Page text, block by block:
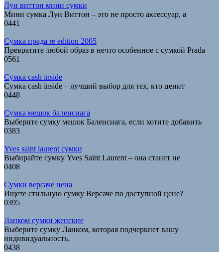
Луи виттон мини сумки
Мини сумка Луи Виттон – это не просто аксессуар, а
0441
Сумка прада re edition 2005
Превратите любой образ в нечто особенное с сумкой Prada
0561
Сумка cash inside
Сумка cash inside – лучший выбор для тех, кто ценит
0448
Сумка мешок баленсиага
Выберите сумку мешок Баленсиага, если хотите добавить
0383
Yves saint laurent сумки
Выбирайте сумку Yves Saint Laurent – она станет не
0408
Сумки версаче цена
Ищете стильную сумку Версаче по доступной цене?
0395
Ланком сумки женские
Выберите сумку Ланком, которая подчеркнет вашу
индивидуальность.
0438